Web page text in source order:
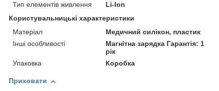
Тип елементів живлення
Li-Ion
Користувальницькі характеристики
Матеріал
Медичний силікон, пластик
Інші особливості
Магнітна зарядка Гарантія: 1
рік
Упаковка
Коробка
Приховати